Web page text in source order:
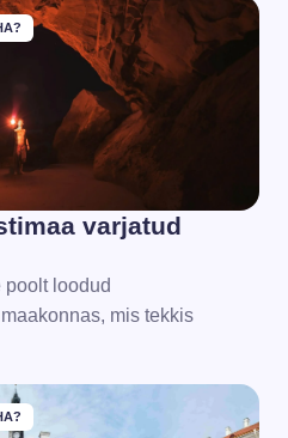
varjatud
poolt loodud
mis tekkis